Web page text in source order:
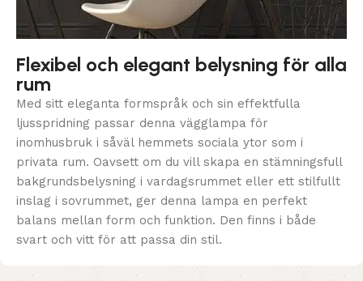
Flexibel och elegant belysning för alla
rum
Med sitt eleganta formspråk och sin effektfulla
ljusspridning passar denna vägglampa för
inomhusbruk i såväl hemmets sociala ytor som i
privata rum. Oavsett om du vill skapa en stämningsfull
bakgrundsbelysning i vardagsrummet eller ett stilfullt
inslag i sovrummet, ger denna lampa en perfekt
balans mellan form och funktion. Den finns i både
svart och vitt för att passa din stil.